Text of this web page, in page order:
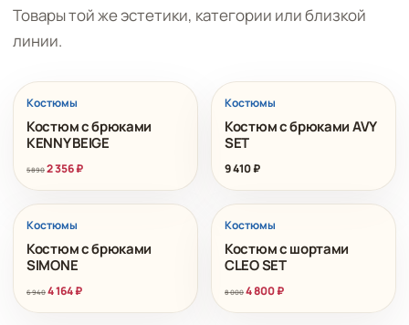
Товары той же эстетики, категории или близкой
линии.
Костюмы
Костюм с брюками
KENNY BEIGE
5 890 2 356₽
Костюмы
Костюм с брюками AVY
SET
9 410₽
Костюмы
Костюм с брюками
SIMONE
6 940 4 164₽
Костюмы
Костюм с шортами
CLEO SET
8 000 4 800₽